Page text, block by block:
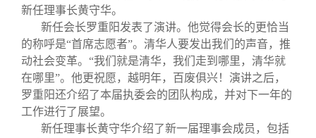
新任理事长黄守华。
新任会长罗重阳发表了演讲。他觉得会长的更恰当
的称呼是“首席志愿者”。清华人要发出我们的声音，推
动社会变革。“我们就是清华，我们走到哪里，清华就
在哪里”。他更祝愿，越明年，百废俱兴！演讲之后，
罗重阳还介绍了本届执委会的团队构成，并对下一年的
工作进行了展望。
新任理事长黄守华介绍了新一届理事会成员，包括